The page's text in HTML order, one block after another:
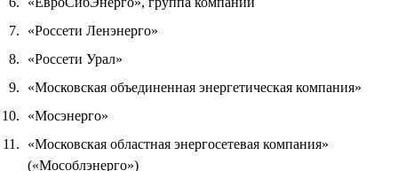
«Россети Ленэнерго»
«Россети Урал»
«Московская объединенная энергетическая компания»
«Мосэнерго»
«Московская областная энергосетевая компания»
(«Мособлэнерго»)